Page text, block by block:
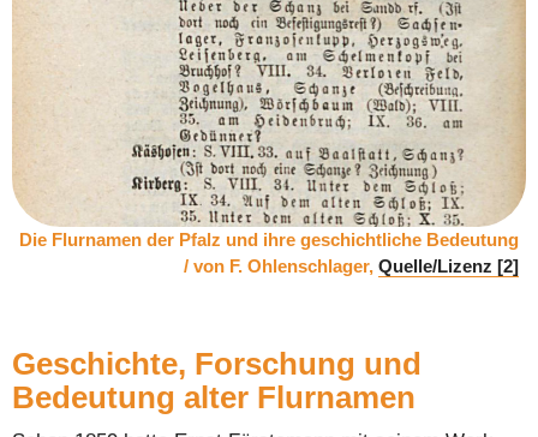
Die Flurnamen der Pfalz und ihre geschichtliche Bedeutung
/ von F. Ohlenschlager, Quelle/Lizenz [2]
Geschichte, Forschung und
Bedeutung alter Flurnamen